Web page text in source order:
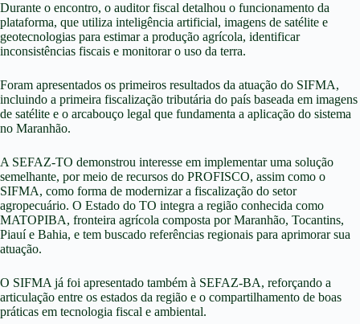
Durante o encontro, o auditor fiscal detalhou o funcionamento da
plataforma, que utiliza inteligência artificial, imagens de satélite e
geotecnologias para estimar a produção agrícola, identificar
inconsistências fiscais e monitorar o uso da terra.
Foram apresentados os primeiros resultados da atuação do SIFMA,
incluindo a primeira fiscalização tributária do país baseada em imagens
de satélite e o arcabouço legal que fundamenta a aplicação do sistema
no Maranhão.
A SEFAZ-TO demonstrou interesse em implementar uma solução
semelhante, por meio de recursos do PROFISCO, assim como o
SIFMA, como forma de modernizar a fiscalização do setor
agropecuário. O Estado do TO integra a região conhecida como
MATOPIBA, fronteira agrícola composta por Maranhão, Tocantins,
Piauí e Bahia, e tem buscado referências regionais para aprimorar sua
atuação.
O SIFMA já foi apresentado também à SEFAZ-BA, reforçando a
articulação entre os estados da região e o compartilhamento de boas
práticas em tecnologia fiscal e ambiental.